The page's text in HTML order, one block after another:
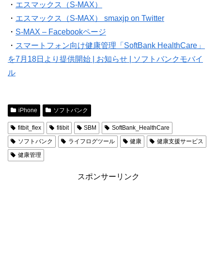
・ エスマックス（S-MAX）
・ エスマックス（S-MAX） smaxjp on Twitter
・ S-MAX – Facebookページ
・ スマートフォン向け健康管理「SoftBank HealthCare」
を7月18日より提供開始 | お知らせ | ソフトバンクモバイ
ル
iPhone ソフトバンク
fitbit_flex fitibit SBM
SoftBank_HealthCare
ソフトバンク
ライフログツール 健康
健康支援サービス
健康管理
スポンサーリンク